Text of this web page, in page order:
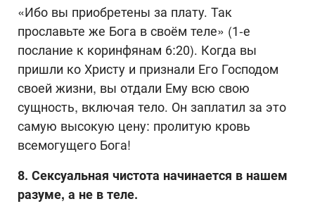
«Ибо вы приобретены за плату. Так
прославьте же Бога в своём теле» (1-е
послание к коринфянам 6:20). Когда вы
пришли ко Христу и признали Его Господом
своей жизни, вы отдали Ему всю свою
сущность, включая тело. Он заплатил за это
самую высокую цену: пролитую кровь
всемогущего Бога!
8. Сексуальная чистота начинается в нашем
разуме, а не в теле.